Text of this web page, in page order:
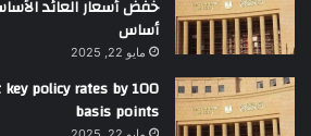
أساس
مايو 22, 2025
key policy rates by 100
basis points